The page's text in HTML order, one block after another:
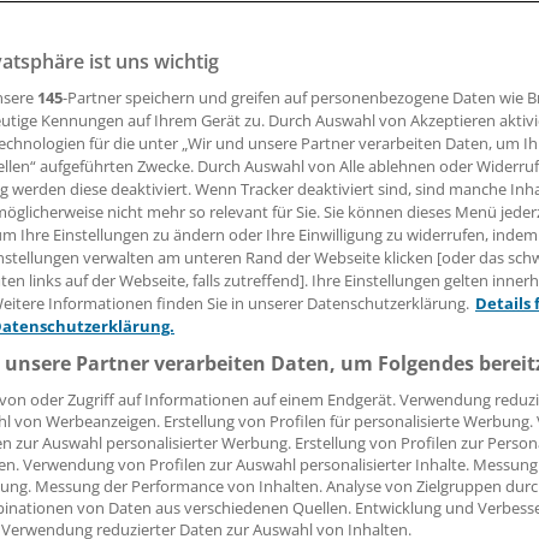
einer scheinbaren COPD-Exazerbation kann in
stecken. Wichtigste Regel: Dran denken!
Leserin, lieber Leser,
Beitrag können Sie lesen, sobald Sie sich
Jetzt anmelden »
Kostenlos
vergessen?
Problem beim Login?
ist mit wenigen Klicks erledigt und kostenlos.
des kostenlosen Login:
Analysen, Hintergründe und Infografiken
Interviews und Praxis-Tipps
auf allemedizinischen Berichte und Kommentare
ist uns wichtig
145-Partner speichern und greifen auf personenbezogene Daten wie
Kennungen auf Ihrem Gerät zu. Durch Auswahl von Akzeptieren
für die unter „Wir und unsere Partner verarbeiten Daten, um
aufgeführten Zwecke. Durch Auswahl von Alle ablehnen oder
werden diese deaktiviert. Wenn Tracker deaktiviert sind, sind manche
nicht mehr so relevant für Sie. Sie können dieses Menü
Ihre Einstellungen zu ändern oder Ihre Einwilligung zu widerrufen,
verwalten am unteren Rand der Webseite klicken [oder das
links auf der Webseite, falls zutreffend]. Ihre Einstellungen gelten
Informationen finden Sie in unserer Datenschutzerklärung. Details
Partner verarbeiten Daten, um Folgendes
oder Zugriff auf Informationen auf einem Endgerät. Verwendung
von Werbeanzeigen. Erstellung von Profilen für personalisierte
zur Auswahl personalisierter Werbung. Erstellung von Profilen zur
Verwendung von Profilen zur Auswahl personalisierter Inhalte.
Messung der Performance von Inhalten. Analyse von Zielgruppen
von Daten aus verschiedenen Quellen. Entwicklung und
reduzierter Daten zur Auswahl von Inhalten.